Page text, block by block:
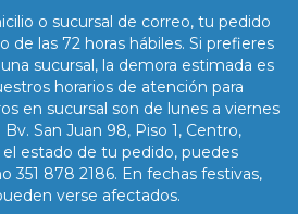
o sucursal de correo, tu pedido
de las 72 horas hábiles. Si prefieres
sucursal, la demora estimada es
horarios de atención para
en sucursal son de lunes a viernes
San Juan 98, Piso 1, Centro,
el estado de tu pedido, puedes
351 878 2186. En fechas festivas,
verse afectados.